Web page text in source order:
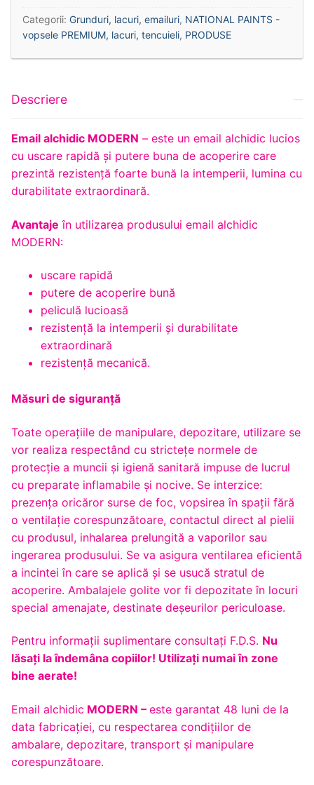
Categorii: Grunduri, lacuri, emailuri, NATIONAL PAINTS -
vopsele PREMIUM, lacuri, tencuieli, PRODUSE
Descriere
Email alchidic MODERN – este un email alchidic lucios
cu uscare rapidă și putere buna de acoperire care
prezintă rezistență foarte bună la intemperii, lumina cu
durabilitate extraordinară.
Avantaje în utilizarea produsului email alchidic
MODERN:
uscare rapidă
putere de acoperire bună
peliculă lucioasă
rezistenţă la intemperii și durabilitate
extraordinară
rezistență mecanică.
Măsuri de siguranță
Toate operaţiile de manipulare, depozitare, utilizare se
vor realiza respectând cu stricteţe normele de
protecţie a muncii şi igienă sanitară impuse de lucrul
cu preparate inflamabile şi nocive. Se interzice:
prezenţa oricăror surse de foc, vopsirea în spaţii fără
o ventilaţie corespunzătoare, contactul direct al pielii
cu produsul, inhalarea prelungită a vaporilor sau
ingerarea produsului. Se va asigura ventilarea eficientă
a incintei în care se aplică şi se usucă stratul de
acoperire. Ambalajele golite vor fi depozitate în locuri
special amenajate, destinate deşeurilor periculoase.
Pentru informaţii suplimentare consultaţi F.D.S. Nu
lăsaţi la îndemâna copiilor! Utilizaţi numai în zone
bine aerate!
Email alchidic MODERN – este garantat 48 luni de la
data fabricației, cu respectarea condițiilor de
ambalare, depozitare, transport și manipulare
corespunzătoare.